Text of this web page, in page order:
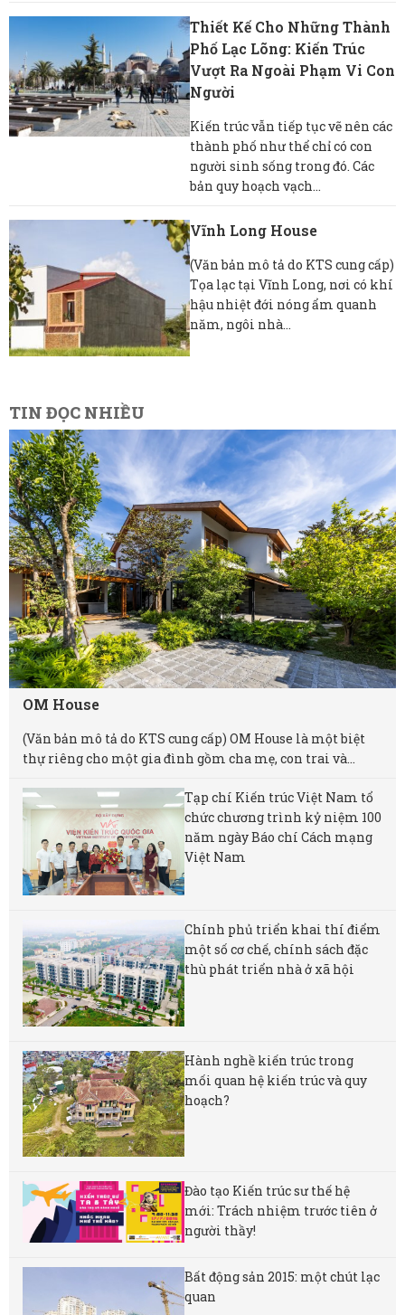
Thiết Kế Cho Những Thành
Phố Lạc Lõng: Kiến Trúc
Vượt Ra Ngoài Phạm Vi Con
Người
Kiến trúc vẫn tiếp tục vẽ nên các
thành phố như thể chỉ có con
người sinh sống trong đó. Các
bản quy hoạch vạch...
Vĩnh Long House
(Văn bản mô tả do KTS cung cấp)
Tọa lạc tại Vĩnh Long, nơi có khí
hậu nhiệt đới nóng ẩm quanh
năm, ngôi nhà...
TIN ĐỌC NHIỀU
OM House
(Văn bản mô tả do KTS cung cấp) OM House là một biệt
thự riêng cho một gia đình gồm cha mẹ, con trai và...
Tạp chí Kiến trúc Việt Nam tổ
chức chương trình kỷ niệm 100
năm ngày Báo chí Cách mạng
Việt Nam
Chính phủ triển khai thí điểm
một số cơ chế, chính sách đặc
thù phát triển nhà ở xã hội
Hành nghề kiến trúc trong
mối quan hệ kiến trúc và quy
hoạch?
Đào tạo Kiến trúc sư thế hệ
mới: Trách nhiệm trước tiên ở
người thầy!
Bất động sản 2015: một chút lạc
quan